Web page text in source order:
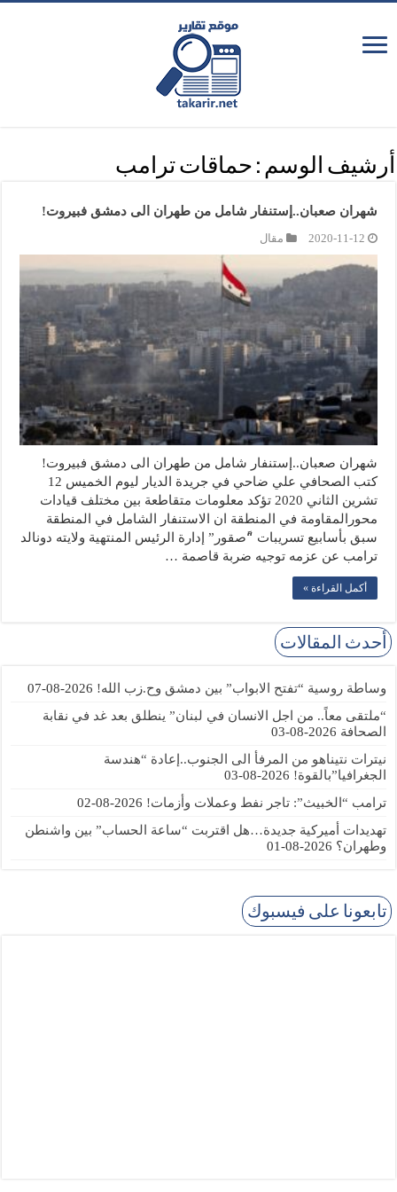
أرشيف الوسم : حماقات ترامب
شهران صعبان..إستنفار شامل من طهران الى دمشق فبيروت!
2020-11-12 مقال
شهران صعبان..إستنفار شامل من طهران الى دمشق فبيروت!
كتب الصحافي علي ضاحي في جريدة الديار ليوم الخميس 12
تشرين الثاني 2020 تؤكد معلومات متقاطعة بين مختلف قيادات
محورالمقاومة في المنطقة ان الاستنفار الشامل في المنطقة
سبق بأسابيع تسريبات “ًصقور” إدارة الرئيس المنتهية ولايته دونالد
ترامب عن عزمه توجيه ضربة قاصمة …
أكمل القراءة »
أحدث المقالات
وساطة روسية “تفتح الابواب” بين دمشق وح.زب الله! 2026-08-07
“ملتقى معاً.. من اجل الانسان في لبنان” ينطلق بعد غد في نقابة
الصحافة 2026-08-03
نيترات نتيناهو من المرفأ الى الجنوب..إعادة “هندسة
الجغرافيا”بالقوة! 2026-08-03
ترامب “الخبيث”: تاجر نفط وعملات وأزمات! 2026-08-02
تهديدات أميركية جديدة…هل اقتربت “ساعة الحساب” بين واشنطن
وطهران؟ 2026-08-01
تابعونا على فيسبوك